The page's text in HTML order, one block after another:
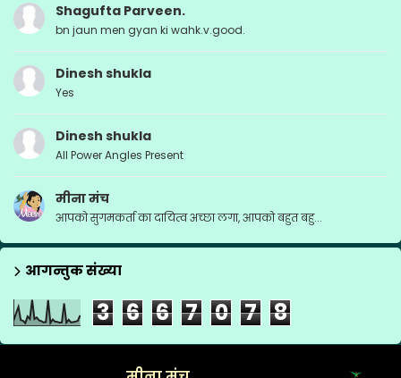
Shagufta Parveen.
bn jaun men gyan ki wahk.v.good.
Dinesh shukla
Yes
Dinesh shukla
All Power Angles Present
मीना मंच
आपको सुगमकर्ता का दायित्व अच्छा लगा, आपको बहुत बहु...
आगन्तुक संख्या
3 6 6 7 0 7 8